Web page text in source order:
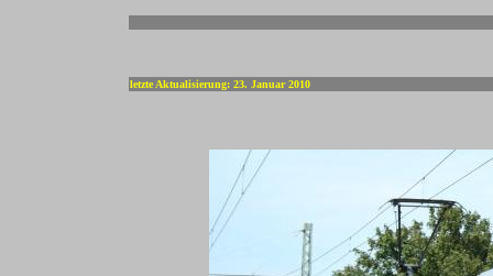
letzte Aktualisierung: 23. Januar 2010